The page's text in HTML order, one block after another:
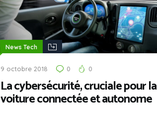
News Tech
9 octobre 2018 0 0
La cybersécurité, cruciale pour la
voiture connectée et autonome